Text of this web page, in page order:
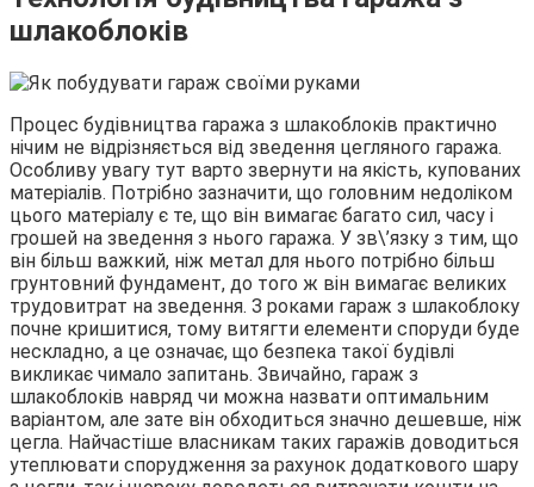
шлакоблоків
Процес будівництва гаража з шлакоблоків практично
нічим не відрізняється від зведення цегляного гаража.
Особливу увагу тут варто звернути на якість, купованих
матеріалів. Потрібно зазначити, що головним недоліком
цього матеріалу є те, що він вимагає багато сил, часу і
грошей на зведення з нього гаража. У зв\’язку з тим, що
він більш важкий, ніж метал для нього потрібно більш
грунтовний фундамент, до того ж він вимагає великих
трудовитрат на зведення. З роками гараж з шлакоблоку
почне кришитися, тому витягти елементи споруди буде
нескладно, а це означає, що безпека такої будівлі
викликає чимало запитань. Звичайно, гараж з
шлакоблоків навряд чи можна назвати оптимальним
варіантом, але зате він обходиться значно дешевше, ніж
цегла. Найчастіше власникам таких гаражів доводиться
утеплювати спорудження за рахунок додаткового шару